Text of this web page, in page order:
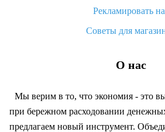
Рекламировать
Советы для
О нас
Мы верим в то, что экономия - это
при бережном расходовании
предлагаем новый инструмент.